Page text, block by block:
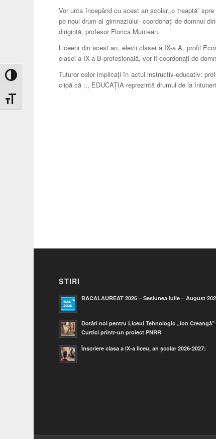
Toggle High Contrast
Toggle Font size
Vor urca începând cu acest an școlar,,o treaptă”
pe noul drum-al gimnaziului- coordonați de domnul
dirigintă, profesor Florica Muntean.
Liceeni din acest an, elevii clasei a IX-a A, profil
clasei a IX-a B-profesională, vor fi coordonați de
Tuturor celor implicați în actul instructiv-educativ:
clipă că :,, EDUCAȚIA reprezintă drumul de la
STIRI
BACALAUREAT 2026 – Sesiunea Iulie – August
Dotări noi pentru Liceul Tehnologic „Ion Creangă”
Curtici printr-un proiect PNRR
Înscriere clasa a IX-a liceu, an școlar 2026-2027: